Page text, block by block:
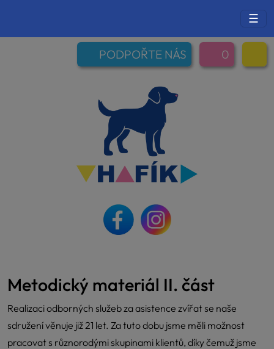
☰
PODPOŘTE NÁS 0
Metodický materiál II. část
Realizaci odborných služeb za asistence zvířat se naše
sdružení věnuje již 21 let. Za tuto dobu jsme měli možnost
pracovat s různorodými skupinami klientů, díky čemuž jsme